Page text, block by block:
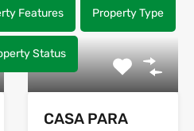
Features Property Type
Status
CASA PARA